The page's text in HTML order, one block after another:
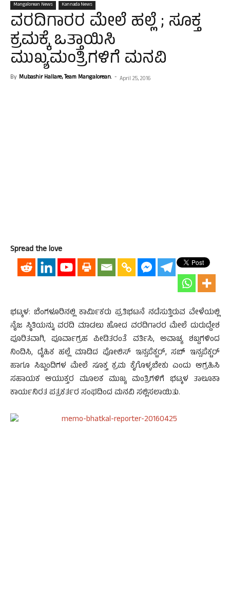
Mangalorean News Kannada News
ವರದಿಗಾರರ ಮೇಲೆ ಹಲ್ಲೆ ; ಸೂಕ್ತ
ಕ್ರಮಕ್ಕೆ ಒತ್ತಾಯಿಸಿ
ಮುಖ್ಯಮಂತ್ರಿಗಳಿಗೆ ಮನವಿ
By Mubashir Hallare, Team Mangalorean. - April 25, 2016
Spread the love
ಭಟ್ಕಳ: ಬೆಂಗಳೂರಿನಲ್ಲಿ ಕಾರ್ಮಿಕರು ಪ್ರತಿಭಟನೆ ನಡೆಸುತ್ತಿರುವ ವೇಳೆಯಲ್ಲಿ
ನೈಜ ಸ್ಥಿತಿಯನ್ನು ವರದಿ ಮಾಡಲು ಹೋದ ವರದಿಗಾರರ ಮೇಲೆ ದುರುದ್ದೇಶ
ಪೂರಿತವಾಗಿ, ಪೂರ್ವಾಗ್ರಹ ಪೀಡಿತರಂತೆ ವರ್ತಿಸಿ, ಅವಾಚ್ಯ ಶಬ್ದಗಳಿಂದ
ನಿಂದಿಸಿ, ದೈಹಿಕ ಹಲ್ಲೆ ಮಾಡಿದ ಪೋಲಿಸ್ ಇನ್ಸಪೆಕ್ಟರ್, ಸಬ್ ಇನ್ಸಪೆಕ್ಟರ್
ಹಾಗೂ ಸಿಬ್ಬಂದಿಗಳ ಮೇಲೆ ಸೂಕ್ತ ಕ್ರಮ ಕೈಗೊಳ್ಳಬೇಕು ಎಂದು ಆಗ್ರಹಿಸಿ
ಸಹಾಯಕ ಆಯುಕ್ತರ ಮೂಲಕ ಮುಖ್ಯ ಮಂತ್ರಿಗಳಿಗೆ ಭಟ್ಕಳ ತಾಲೂಕಾ
ಕಾರ್ಯನಿರತ ಪತ್ರಕರ್ತರ ಸಂಘದಿಂದ ಮನವಿ ಸಲ್ಲಿಸಲಾಯಿತು.